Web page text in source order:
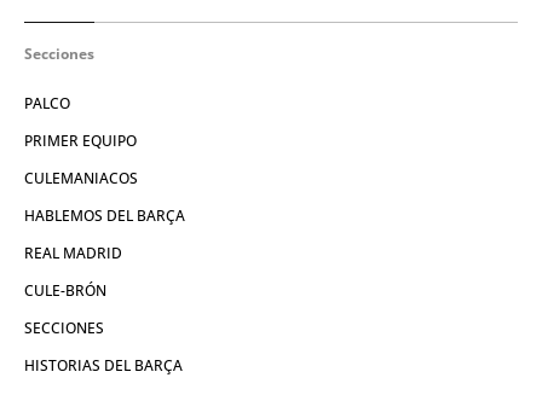
Secciones
PALCO
PRIMER EQUIPO
CULEMANIACOS
HABLEMOS DEL BARÇA
REAL MADRID
CULE-BRÓN
SECCIONES
HISTORIAS DEL BARÇA